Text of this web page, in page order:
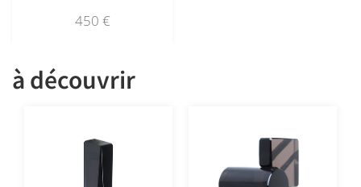
450 €
à découvrir